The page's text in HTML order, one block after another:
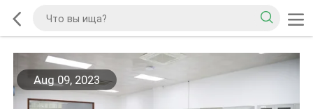
Aug 09, 2023